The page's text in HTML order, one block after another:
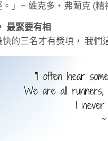
」 –維克多‧弗蘭克 (精
最緊要有相
的三名才有獎項， 我們